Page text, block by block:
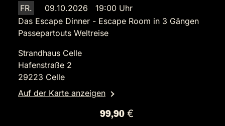
FR.
09.10.2026 19:00 Uhr
Das Escape Dinner - Escape Room in 3 Gängen
Passepartouts Weltreise
Strandhaus Celle
Hafenstraße 2
29223 Celle
Auf der Karte anzeigen
99,90 €